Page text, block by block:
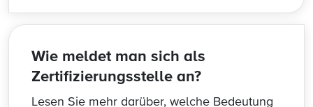
Wie meldet man sich als
Zertifizierungsstelle an?
Lesen Sie mehr darüber, welche Bedeutung